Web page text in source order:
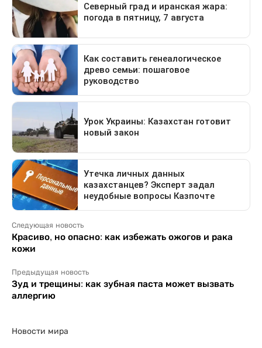
Следующая новость
Красиво, но опасно: как избежать ожогов и рака
кожи
Предыдущая новость
Зуд и трещины: как зубная паста может вызвать
аллергию
Новости мира